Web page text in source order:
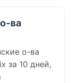
ва
о-ва
за 10 дней,